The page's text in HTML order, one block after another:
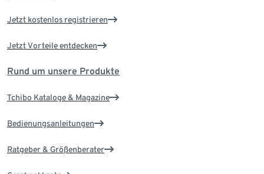
Jetzt kostenlos registrieren
Jetzt Vorteile entdecken
Rund um unsere Produkte
Tchibo Kataloge & Magazine
Bedienungsanleitungen
Ratgeber & Größenberater